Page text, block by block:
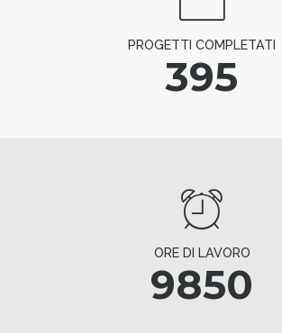
PROGETTI COMPLETATI
395
ORE DI LAVORO
9850